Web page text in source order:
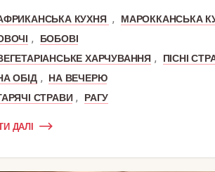
КУХНЯ ,
МАРОККАНСЬКА
,
БОБОВІ
ХАРЧУВАННЯ ,
ПІСНІ
ОБІД ,
НА ВЕЧЕРЮ
СТРАВИ , РАГУ
ДАЛІ